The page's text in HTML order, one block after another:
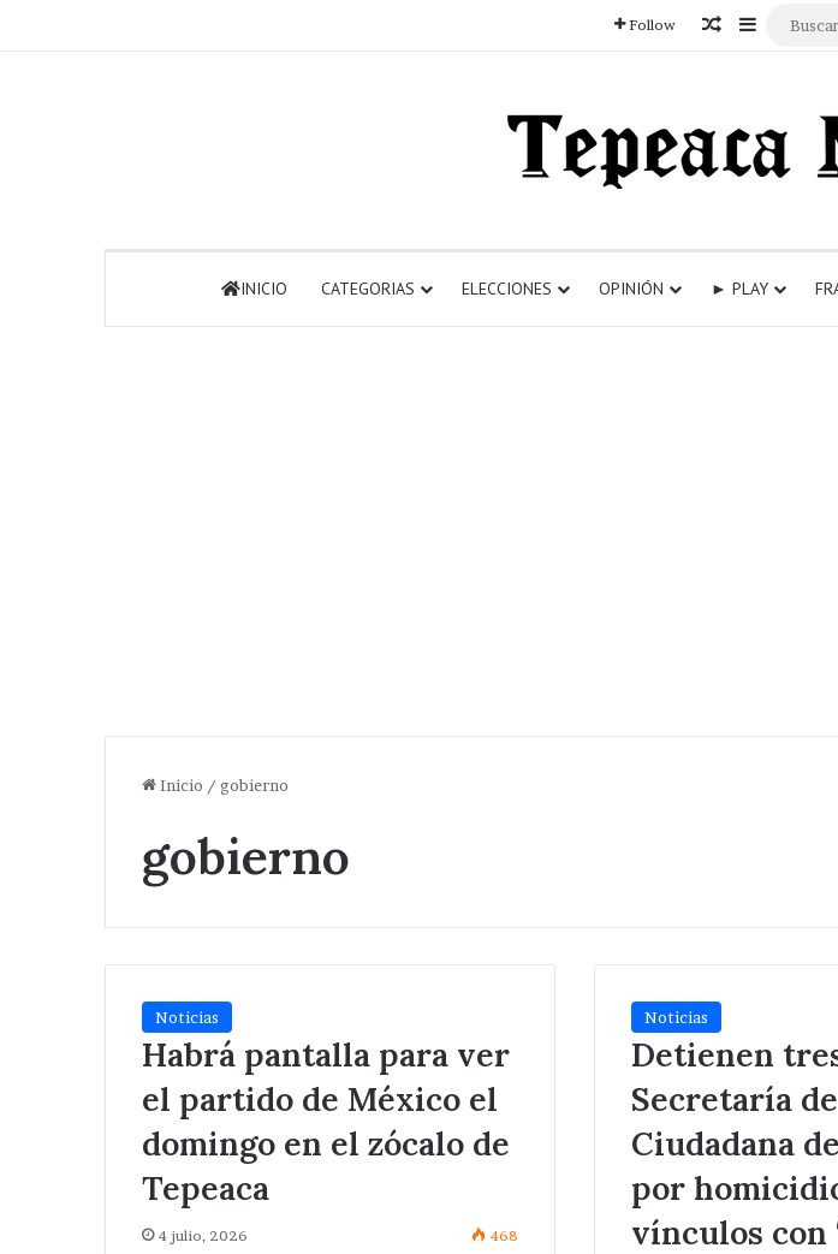
Follow ArticuloSidebar
INICIO CATEGORIAS ELECCIONES OPINIÓN ► PLAY
Inicio / gobierno
gobierno
Noticias
Habrá pantalla para ver
el partido de México el
domingo en el zócalo de
Tepeaca
4 julio, 2026 468
Noticias
Detienen
Secretaría
Ciudadana
por
vínculos con